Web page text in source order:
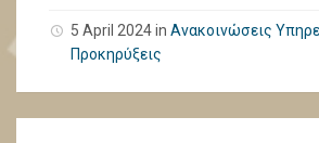
5 April 2024in Ανακοινώσεις
Προκηρύξεις